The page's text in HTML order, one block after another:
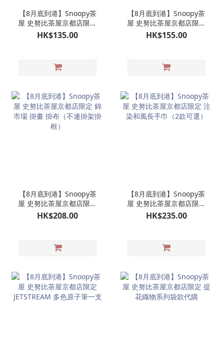
【8月底到港】Snoopy茶
屋 史努比茶屋京都店限定
焙茶茶包茶筒
HK$135.00
【8月底到港】Snoopy茶
屋 史努比茶屋京都店限定
陶瓷製茶杯 陶製日式和風
HK$155.00
【8月底到港】Snoopy茶
屋 史努比茶屋京都店限定
錦市場 掛畫 掛布（不連掛
架掛框）
HK$208.00
【8月底到港】Snoopy茶
屋 史努比茶屋京都店限定
注染和風長手巾（2款可
選）
HK$235.00